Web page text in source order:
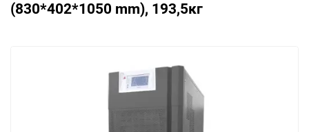
(830*402*1050 mm), 193,5кг